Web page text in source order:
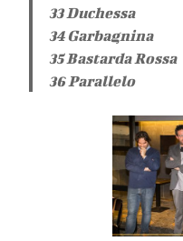
33 Duchessa
34 Garbagnina
35 Bastarda Rossa
36 Parallelo